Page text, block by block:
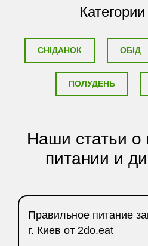
СНІДАНОК ОБІД
ПОЛУДЕНЬ
Наши статьи о
питании и
Правильное питание
г. Киев от 2do.eat